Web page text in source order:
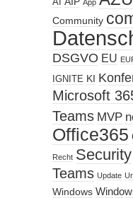
AI App
Community
DSGVO EU
IGNITE KI
Microsoft
Teams MVP
Office365
Recht Security
Teams Update
Windows